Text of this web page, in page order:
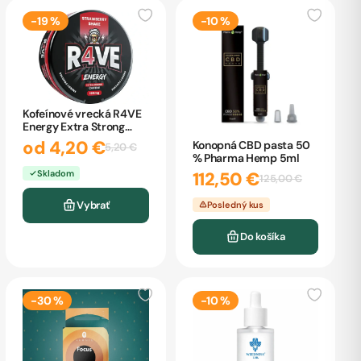
-19 %
Kofeínové vrecká R4VE
Energy Extra Strong
100mg
od 4,20 €5,20 €
Skladom
Vybrať
-10 %
Konopná CBD pasta 50
% Pharma Hemp 5ml
112,50 €125,00 €
Posledný kus
Do košíka
-30 % -10 %